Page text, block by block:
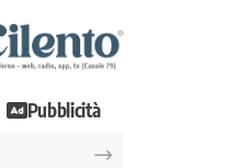
Pubblicità